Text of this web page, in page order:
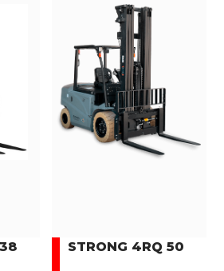
STRONG 4RQ 50